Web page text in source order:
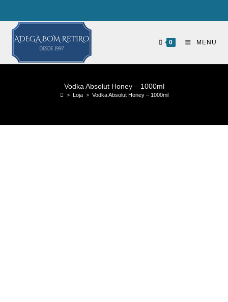
0 MENU
Vodka Absolut Honey – 1000ml
> Loja > Vodka Absolut Honey – 1000ml